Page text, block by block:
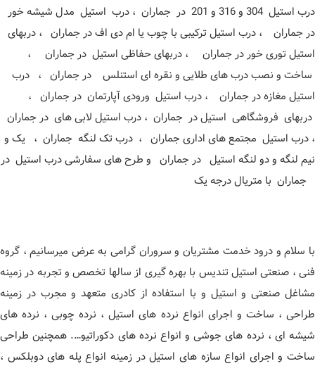
درب استیل 304 و 316 و 201 در جماران ، درب استیل مدل شیشه خور
در جماران ، درب استیل ترکیبی با چوب یا ام دی اف در جماران ، دربهای
استیل توری خور در جماران ، دربهای حفاظی استیل در جماران ،
ساخت و نصب درب های طلایی و نقره ای استنلس در جماران ، درب
استیل مغازه در جماران ، درب استیل ورودی آپارتمان در جماران ،
دربهای فروشگاهی استیل در جماران ، درب استیل لابی های در جماران
، درب استیل مجتمع های اداری جماران ، درب تک لنگه جماران ، یک و
نیم لنگه و دو لنگه استیل در جماران و طرح های سفارشی درب استیل در
جماران با متریال درجه یک
با سلام و درود خدمت مشتریان و سروران گرامی به عرض میرسانیم ، گروه
فنی ، صنعتی استیل تندیس با بهره گیری از سالها تخصص و تجربه در زمینه
مشاغل صنعتی و استیل و با استفاده از کادری متعهد و مجرب در زمینه
طراحی ، ساخت و اجرای انواع نرده های استیل ، نرده چوبی ، نرده های
شیشه ای ، نرده های جوشی و انواع نرده های دکوراتیو…. همچنین طراحی
ساخت و اجرای انواع سازه های استیل در زمینه انواع پله های دوبلکس ،